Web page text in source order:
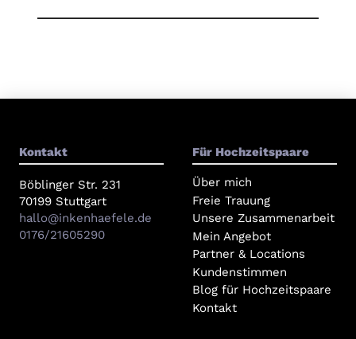
Kontakt
Böblinger Str. 231
70199 Stuttgart
hallo@inkenhaefele.de
0176/21605290
Für Hochzeitspaare
Über mich
Freie Trauung
Unsere Zusammenarbeit
Mein Angebot
Partner & Locations
Kundenstimmen
Blog für Hochzeitspaare
Kontakt